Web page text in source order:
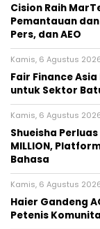
Cision Raih
Pemantauan
Pers, dan AEO
Kamis, 6 Agustus
Fair Finance
untuk Sektor
Kamis, 6 Agustus
Shueisha
MILLION,
Bahasa
Kamis, 6 Agustus 2026
Haier Gandeng
Petenis